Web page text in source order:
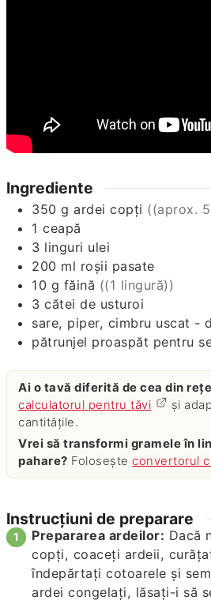
Ingrediente
350 g ardei copți ((aprox.
1 ceapă
3 linguri ulei
200 ml roșii pasate
10 g făină ((1 lingură))
3 cătei de usturoi
sare, piper, cimbru uscat -
pătrunjel proaspăt pentru
Ai o tavă diferită de cea din
calculatorul pentru tăvi
și
cantitățile.
Vrei să transformi gramele în linguri, căni sau
pahare? Foloseșteconvertorul
Instrucțiuni de preparare
Prepararea ardeilor: Dacă
copți, coaceți ardeii,
îndepărtați cotoarele și
ardei congelați, lăsați-i să